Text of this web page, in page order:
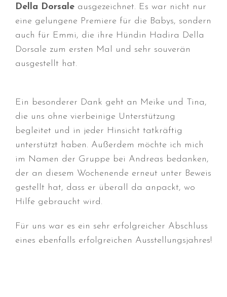
März 2024
Januar 2024
Juli 2023
Juni 2023
April 2023
März 2023
Dezember 2022
Juni 2022
Mai 2022
Della Dorsale ausgezeichnet. Es war nicht nur
eine gelungene Premiere für die Babys, sondern
auch für Emmi, die ihre Hündin Hadira Della
Dorsale zum ersten Mal und sehr souverän
ausgestellt hat.
Ein besonderer Dank geht an Meike und Tina,
die uns ohne vierbeinige Unterstützung
begleitet und in jeder Hinsicht tatkräftig
unterstützt haben. Außerdem möchte ich mich
im Namen der Gruppe bei Andreas bedanken,
der an diesem Wochenende erneut unter Beweis
gestellt hat, dass er überall da anpackt, wo
Hilfe gebraucht wird.
Für uns war es ein sehr erfolgreicher Abschluss
eines ebenfalls erfolgreichen Ausstellungsjahres!